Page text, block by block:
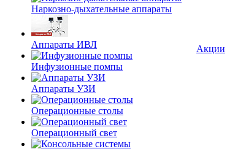
Наркозно-дыхательные аппараты
Аппараты ИВЛ
Инфузионные помпы
Аппараты УЗИ
Операционные столы
Операционный свет
Акции